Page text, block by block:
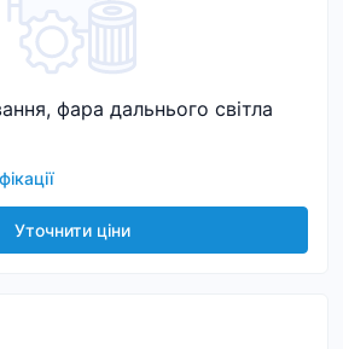
фара дальнього світла
Уточнити ціни